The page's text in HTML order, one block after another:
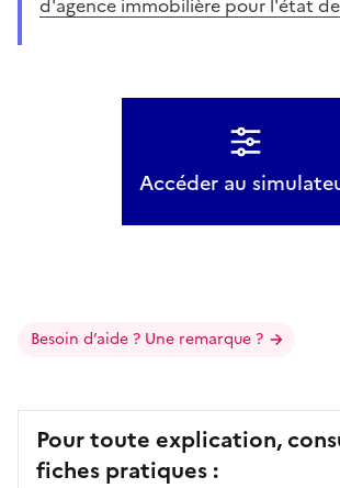
Accéder au
Besoin d’aide ? Une remarque ?
Pour toute explication,
fiches pratiques :